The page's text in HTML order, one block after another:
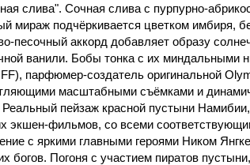
слива". Сочная слива с пурпурно-
мираж подчёркивается цветком
аккорд добавляет образу
ванили. Бобы тонка с их
парфюмер-создатель оригинальной
масштабными съёмками и
пейзаж красной пустыни
фильмов, со всеми
с яркими главными героями Ником
богов. Погоня с участием пиратов